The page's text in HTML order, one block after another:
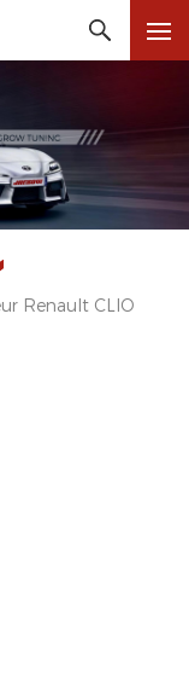
Renault CLIO